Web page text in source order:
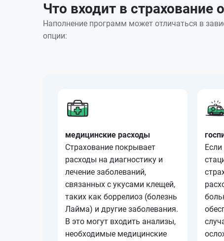
Что входит в страхование
Наполнение программ может отличаться в
опции:
медицинские расходы
Страхование покрывает
расходы на диагностику и
лечение заболеваний,
связанных с укусами клещей,
таких как боррелиоз (болезнь
Лайма) и другие заболевания.
В это могут входить анализы,
необходимые медицинские